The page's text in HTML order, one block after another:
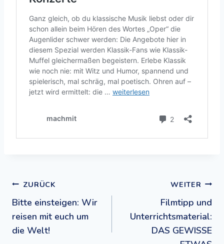
Beitragsnavigation
ZURÜCK
Bitte einsteigen: Wir
reisen mit euch um
die Welt!
WEITER
Filmtipp und
Unterrichtsmaterial:
DAS GEWISSE